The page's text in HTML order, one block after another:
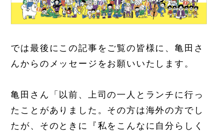
では最後にこの記事をご覧の皆様に、亀田さ
んからのメッセージをお願いいたします。
亀田さん「以前、上司の一人とランチに行っ
たことがありました。その方は海外の方でし
たが、そのときに『私をこんなに自分らしく